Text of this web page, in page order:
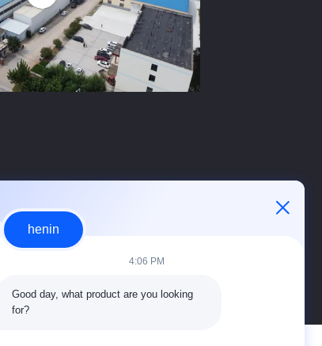
henin
4:06 PM
Good day, what product are you looking
for?